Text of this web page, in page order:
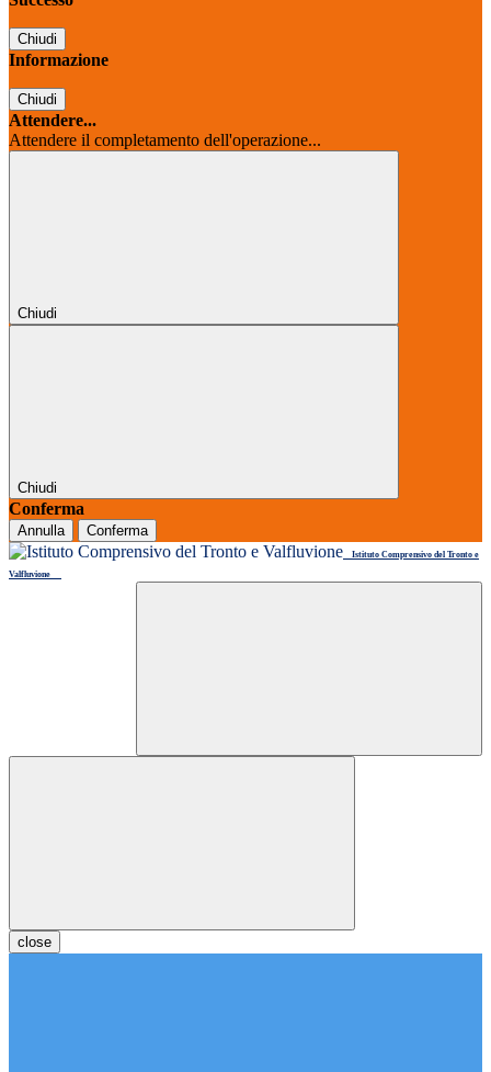
Chiudi
Informazione
Chiudi
Attendere...
Attendere il completamento dell'operazione...
Chiudi
Chiudi
Conferma
Annulla Conferma
Istituto Comprensivo del Tronto e
Valfluvione
close